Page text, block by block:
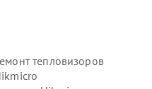
тепловизоров